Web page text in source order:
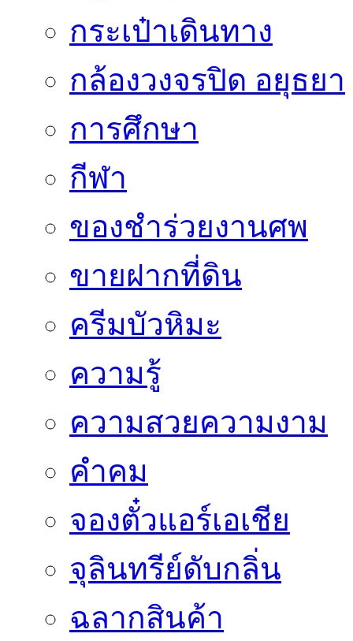
กระเป๋าเดินทาง
กล้องวงจรปิด อยุธยา
การศึกษา
กีฬา
ของชำร่วยงานศพ
ขายฝากที่ดิน
ครีมบัวหิมะ
ความรู้
ความสวยความงาม
คำคม
จองตั๋วแอร์เอเชีย
จุลินทรีย์ดับกลิ่น
ฉลากสินค้า